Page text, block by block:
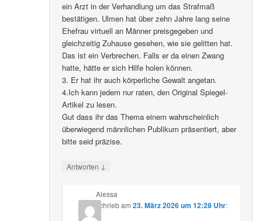
ein Arzt in der Verhandlung um das Strafmaß
bestätigen. Ulmen hat über zehn Jahre lang seine
Ehefrau virtuell an Männer preisgegeben und
gleichzeitig Zuhause gesehen, wie sie gelitten hat.
Das ist ein Verbrechen. Falls er da einen Zwang
hatte, hätte er sich Hilfe holen können.
3. Er hat ihr auch körperliche Gewalt angetan.
4.Ich kann jedem nur raten, den Original Spiegel-
Artikel zu lesen.
Gut dass ihr das Thema einem wahrscheinlich
überwiegend männlichen Publikum präsentiert, aber
bitte seid präzise.
Antworten ↓
Alessa
schriebam 23. März 2026 um 12:28 Uhr: